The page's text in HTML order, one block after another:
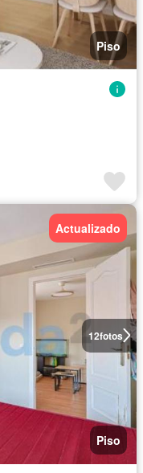
Piso
12fotos
Actualizado
Piso